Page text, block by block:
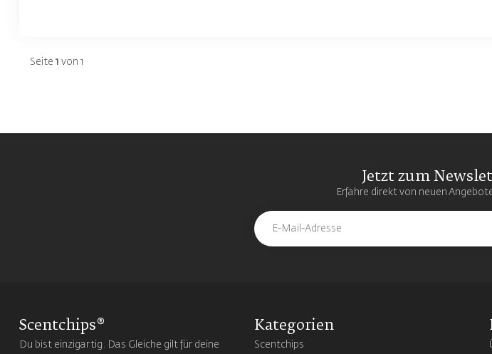
Seite 1 von 1
Jetzt zum
Erfahre direkt von neuen
Scentchips®
Du bist einzigartig. Das Gleiche gilt für deine
Kategorien
Scentchips